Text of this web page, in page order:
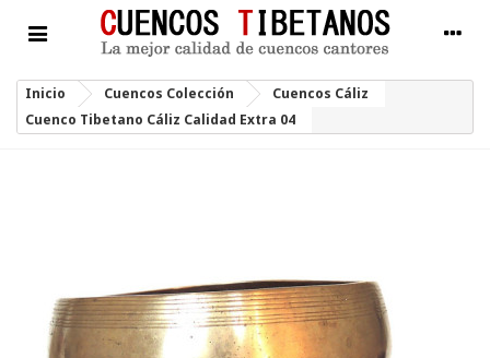
Inicio Cuencos Colección
Cuencos Cáliz
Cuenco Tibetano Cáliz Calidad Extra 04